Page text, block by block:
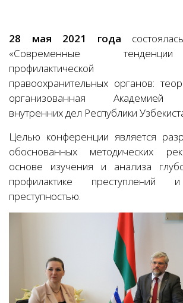
28 мая 2021 года
«Современные
профилактической
правоохранительных органов:
организованная Академией
внутренних дел Республики
Целью конференции является
обоснованных методических
основе изучения и анализа
профилактике
преступностью.